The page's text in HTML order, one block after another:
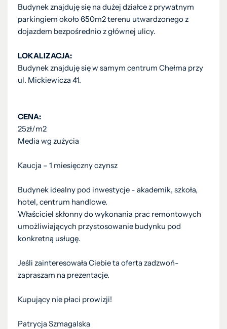
Budynek znajduję się na dużej działce z prywatnym
parkingiem około 650m2 terenu utwardzonego z
dojazdem bezpośrednio z głównej ulicy.
LOKALIZACJA:
Budynek znajduję się w samym centrum Chełma przy
ul. Mickiewicza 41.
CENA:
25zł/m2
Media wg zużycia
Kaucja – 1 miesięczny czynsz
Budynek idealny pod inwestycje - akademik, szkoła,
hotel, centrum handlowe.
Właściciel skłonny do wykonania prac remontowych
umożliwiających przystosowanie budynku pod
konkretną usługę.
Jeśli zainteresowała Ciebie ta oferta zadzwoń-
zapraszam na prezentacje.
Kupujący nie płaci prowizji!
Patrycja Szmagalska